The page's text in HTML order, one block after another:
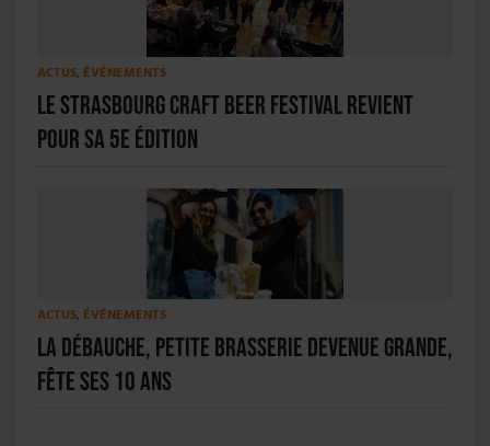
ACTUS, ÉVÉNEMENTS
Le Strasbourg Craft Beer Festival revient
pour sa 5e édition
ACTUS, ÉVÉNEMENTS
La Débauche, petite brasserie devenue grande,
fête ses 10 ans